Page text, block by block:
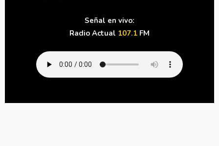
Señal en vivo:
Radio Actual 107.1 FM